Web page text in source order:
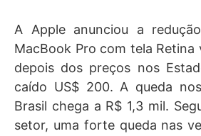
A Apple anunciou a
MacBook Pro com tela Retina
depois dos preços nos
caído US$ 200. A queda
Brasil chega a R$ 1,3 mil.
setor, uma forte queda nas